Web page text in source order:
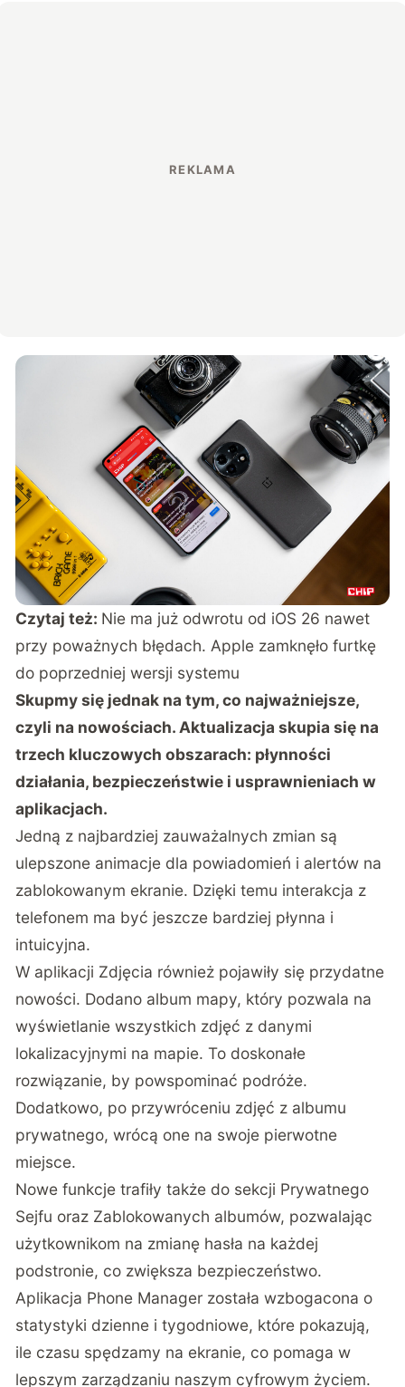
Czytaj też: Nie ma już odwrotu od iOS 26 nawet
przy poważnych błędach. Apple zamknęło furtkę
do poprzedniej wersji systemu
Skupmy się jednak na tym, co najważniejsze,
czyli na nowościach. Aktualizacja skupia się na
trzech kluczowych obszarach: płynności
działania, bezpieczeństwie i usprawnieniach w
aplikacjach.
Jedną z najbardziej zauważalnych zmian są
ulepszone animacje dla powiadomień i alertów na
zablokowanym ekranie. Dzięki temu interakcja z
telefonem ma być jeszcze bardziej płynna i
intuicyjna.
W aplikacji Zdjęcia również pojawiły się przydatne
nowości. Dodano album mapy, który pozwala na
wyświetlanie wszystkich zdjęć z danymi
lokalizacyjnymi na mapie. To doskonałe
rozwiązanie, by powspominać podróże.
Dodatkowo, po przywróceniu zdjęć z albumu
prywatnego, wrócą one na swoje pierwotne
miejsce.
Nowe funkcje trafiły także do sekcji Prywatnego
Sejfu oraz Zablokowanych albumów, pozwalając
użytkownikom na zmianę hasła na każdej
podstronie, co zwiększa bezpieczeństwo.
Aplikacja Phone Manager została wzbogacona o
statystyki dzienne i tygodniowe, które pokazują,
ile czasu spędzamy na ekranie, co pomaga w
lepszym zarządzaniu naszym cyfrowym życiem.